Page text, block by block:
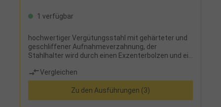
1 verfügbar
hochwertiger Vergütungsstahl mit gehärteter und
geschliffener Aufnahmeverzahnung, der
Stahlhalter wird durch einen Exzenterbolzen und ein
Grundkörpers gespannt, Wiederholgenauigkeit von
0,01 mm bei 40 möglichen Winkelstellungen (auch
nach unzähligen Werkzeugwechseln)
Vergleichen
Zu den Ausführungen (3)